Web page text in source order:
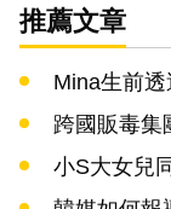
推薦文章
Mina生前
跨國販毒集
小S大女兒